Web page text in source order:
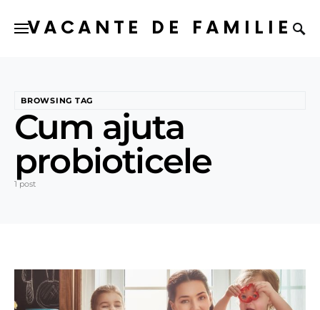
VACANTE DE FAMILIE
BROWSING TAG
Cum ajuta
probioticele
1 post